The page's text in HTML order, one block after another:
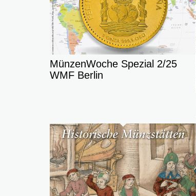
MünzenWoche Spezial 2/25
WMF Berlin